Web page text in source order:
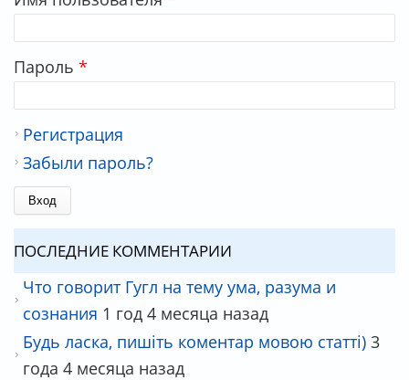
Пароль *
Регистрация
Забыли пароль?
ПОСЛЕДНИЕ КОММЕНТАРИИ
Что говорит Гугл на тему ума, разума и
сознания 1 год 4 месяца назад
Будь ласка, пишіть коментар мовою статті) 3
года 4 месяца назад